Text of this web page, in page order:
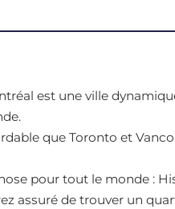
est une ville
que Toronto et
pour tout le monde :
assuré de trouver un